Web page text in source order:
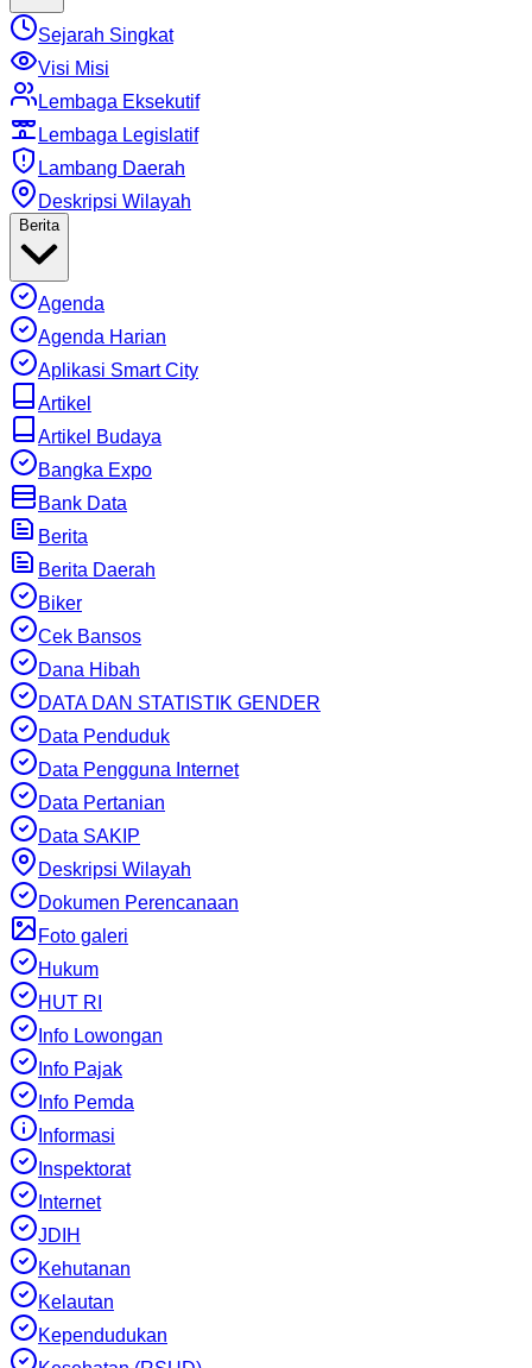
Sejarah Singkat
Visi Misi
Lembaga Eksekutif
Lembaga Legislatif
Lambang Daerah
Deskripsi Wilayah
Berita
Agenda
Agenda Harian
Aplikasi Smart City
Artikel
Artikel Budaya
Bangka Expo
Bank Data
Berita
Berita Daerah
Biker
Cek Bansos
Dana Hibah
DATA DAN STATISTIK GENDER
Data Penduduk
Data Pengguna Internet
Data Pertanian
Data SAKIP
Deskripsi Wilayah
Dokumen Perencanaan
Foto galeri
Hukum
HUT RI
Info Lowongan
Info Pajak
Info Pemda
Informasi
Inspektorat
Internet
JDIH
Kehutanan
Kelautan
Kependudukan